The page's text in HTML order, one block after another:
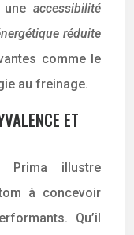
accessibilité
réduite
comme le
au freinage.
ET
Prima illustre
à concevoir
Qu’il